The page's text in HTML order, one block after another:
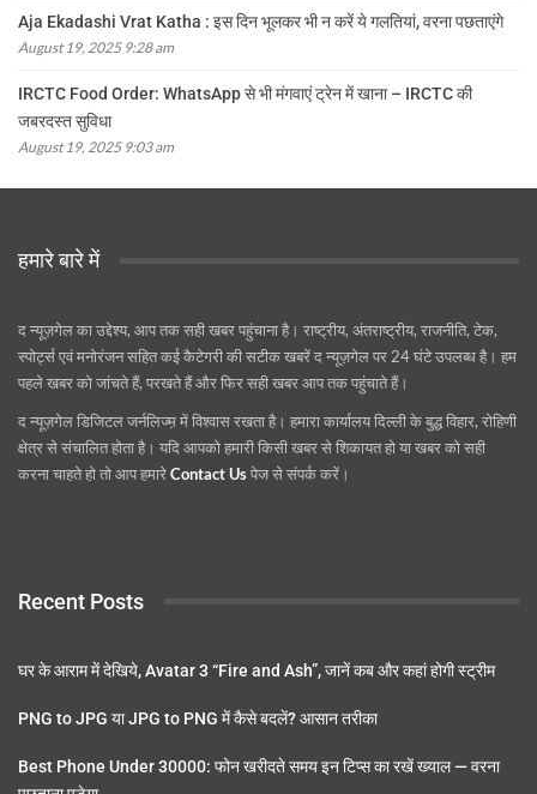
Aja Ekadashi Vrat Katha : इस दिन भूलकर भी न करें ये गलतियां, वरना पछताएंगे
August 19, 2025 9:28 am
IRCTC Food Order: WhatsApp से भी मंगवाएं ट्रेन में खाना – IRCTC की
जबरदस्त सुविधा
August 19, 2025 9:03 am
हमारे बारे में
द न्यूज़गेल का उद्देश्य, आप तक सही खबर पहुंचाना है। राष्ट्रीय, अंतराष्ट्रीय, राजनीति, टेक,
स्पोर्ट्स एवं मनोरंजन सहित कई कैटेगरी की सटीक खबरें द न्यूज़गेल पर 24 घंटे उपलब्ध है। हम
पहले खबर को जांचते हैं, परखते हैं और फिर सही खबर आप तक पहुंचाते हैं।
द न्यूज़गेल डिजिटल जर्नलिज्म़ में विश्वास रखता है। हमारा कार्यालय दिल्ली के बुद्ध विहार, रोहिणी
क्षेत्र से संचालित होता है। यदि आपको हमारी किसी खबर से शिकायत हो या खबर को सही
करना चाहते हो तो आप हमारेContact Usपेज से संपर्क करें।
Recent Posts
घर के आराम में देखिये, Avatar 3 “Fire and Ash”, जानें कब और कहां होगी स्ट्रीम
PNG to JPG या JPG to PNG में कैसे बदलें? आसान तरीका
Best Phone Under 30000: फोन खरीदते समय इन टिप्स का रखें ख्याल — वरना